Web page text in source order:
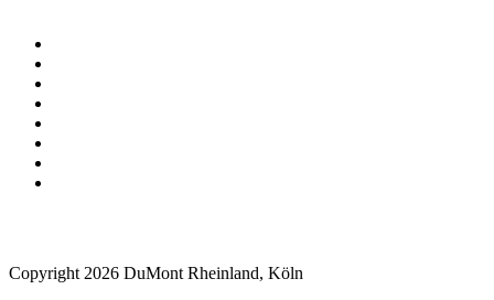
Copyright 2026 DuMont Rheinland, Köln